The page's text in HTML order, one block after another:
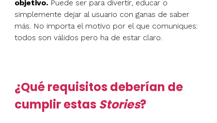
objetivo. Puede ser para divertir, educar o
simplemente dejar al usuario con ganas de saber
más. No importa el motivo por el que comuniques:
todos son válidos pero ha de estar claro.
¿Qué requisitos deberían de
cumplir estas Stories?